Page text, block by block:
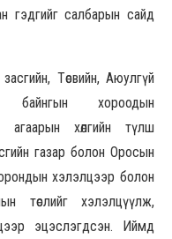
гэдгийг салбарын сайд
Төсвийн, Аюулгүй
хороодын
агаарын хөлгийн түлш
газар болон Оросын
хэлэлцээр болон
төслийг хэлэлцүүлж,
эцэслэгдсэн. Иймд